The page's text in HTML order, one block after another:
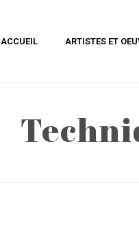
ACCUEIL ARTISTES ET